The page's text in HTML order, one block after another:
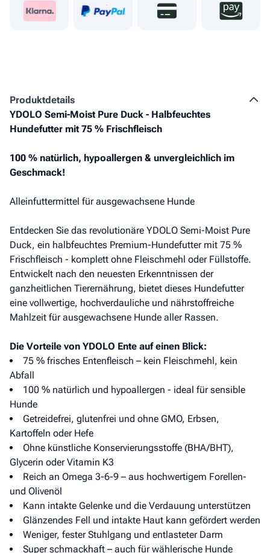
Produkt­details
YDOLO Semi-Moist Pure Duck - Halbfeuchtes
Hundefutter mit 75 % Frischfleisch
100 % natürlich, hypoallergen & unvergleichlich im
Geschmack!
Alleinfuttermittel für ausgewachsene Hunde
Entdecken Sie das revolutionäre YDOLO Semi-Moist Pure
Duck, ein halbfeuchtes Premium-Hundefutter mit 75 %
Frischfleisch - komplett ohne Fleischmehl oder Füllstoffe.
Entwickelt nach den neuesten Erkenntnissen der
ganzheitlichen Tierernährung, bietet dieses Hundefutter
eine vollwertige, hochverdauliche und nährstoffreiche
Mahlzeit für ausgewachsene Hunde aller Rassen.
Die Vorteile von YDOLO Ente auf einen Blick:
75 % frisches Entenfleisch – kein Fleischmehl, kein
Abfall
100 % natürlich und hypoallergen - ideal für sensible
Hunde
Getreidefrei, glutenfrei und ohne GMO, Erbsen,
Kartoffeln oder Hefe
Ohne künstliche Konservierungsstoffe (BHA/BHT),
Glycerin oder Vitamin K3
Reich an Omega 3-6-9 – aus hochwertigem Forellen-
und Olivenöl
Kann intakte Gelenke und die Verdauung unterstützen
Glänzendes Fell und intakte Haut kann gefördert werden
Weniger, fester Stuhlgang und entlasteter Darm
Super schmackhaft – auch für wählerische Hunde